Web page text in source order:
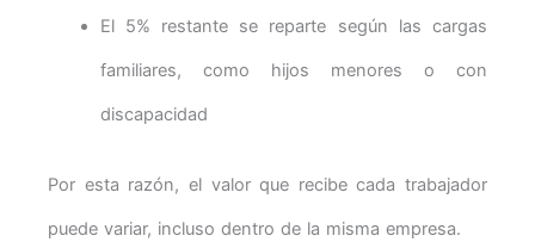
El 5% restante se reparte según las cargas
familiares, como hijos menores o con
discapacidad
Por esta razón, el valor que recibe cada trabajador
puede variar, incluso dentro de la misma empresa.